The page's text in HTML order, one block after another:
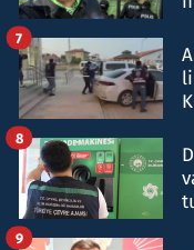
7
8
9